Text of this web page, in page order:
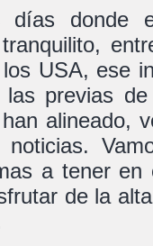
días donde
USA, ese
previas
alineado,
a tener en
de la